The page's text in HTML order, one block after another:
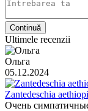
Continuă
Ultimele recenzii
Ольга
05.12.2024
Zantedeschia
Очень